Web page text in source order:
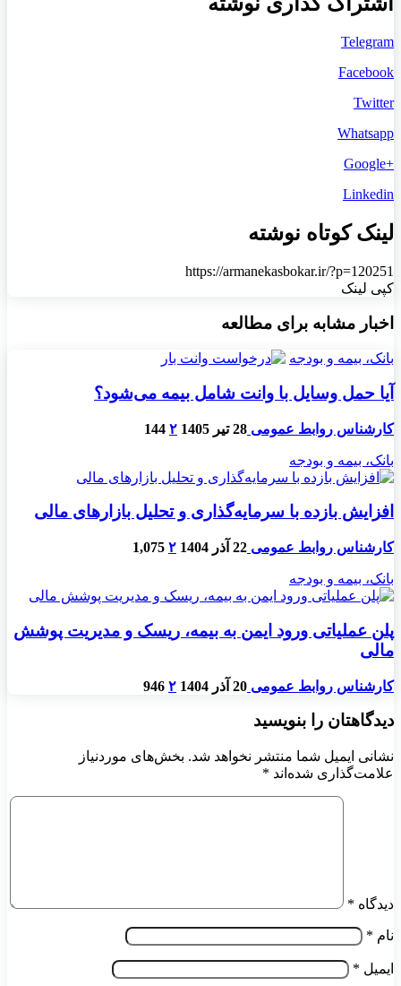
Telegram
Facebook
Twitter
Whatsapp
+Google
Linkedin
لینک کوتاه نوشته
https://armanekasbokar.ir/?p=120251
کپی لینک
اخبار مشابه برای مطالعه
بانک، بیمه و بودجه
آیا حمل وسایل با وانت شامل بیمه می‌شود؟
کارشناس روابط عمومی 28 تیر 1405 ۲ 144
بانک، بیمه و بودجه
افزایش بازده با سرمایه‌گذاری و تحلیل بازارهای مالی
کارشناس روابط عمومی 22 آذر 1404 ۲ 1,075
بانک، بیمه و بودجه
پلن عملیاتی ورود ایمن به بیمه، ریسک و مدیریت پوشش
مالی
کارشناس روابط عمومی 20 آذر 1404 ۲ 946
دیدگاهتان را بنویسید
نشانی ایمیل شما منتشر نخواهد شد. بخش‌های موردنیاز
علامت‌گذاری شده‌اند *
دیدگاه *
نام *
ایمیل *